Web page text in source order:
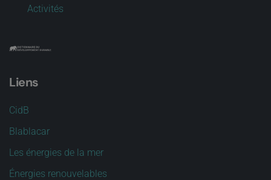
Activités
Liens
CidB
Blablacar
Les énergies de la mer
Énergies renouvelables